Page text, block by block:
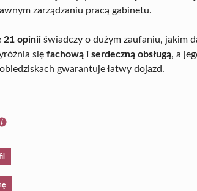
zarządzaniu pracą gabinetu.
21 opinii świadczy o dużym zaufaniu, jakim
się fachową i serdeczną obsługą, a
gwarantuje łatwy dojazd.